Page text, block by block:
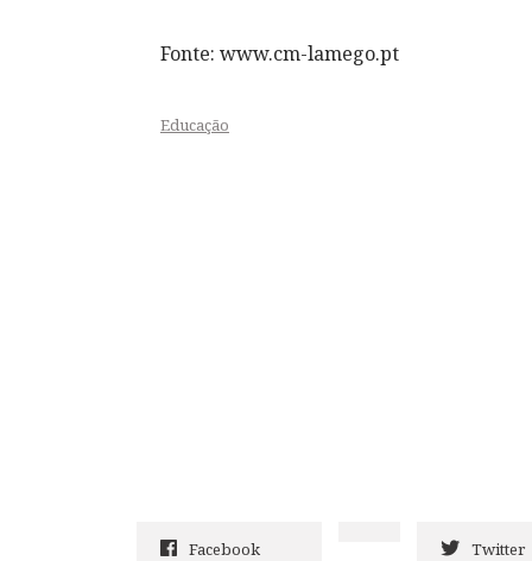
Fonte: www.cm-lamego.pt
Educação
Facebook Twitter